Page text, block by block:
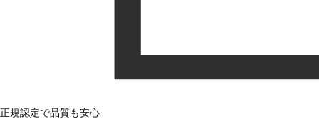
正規認定で品質も安心